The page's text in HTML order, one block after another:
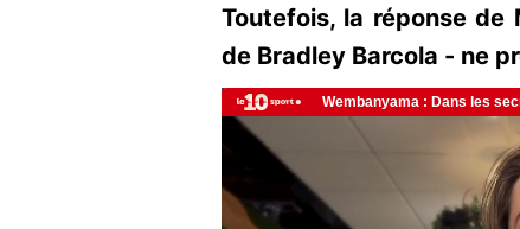
Toutefois, la réponse de
de Bradley Barcola - ne